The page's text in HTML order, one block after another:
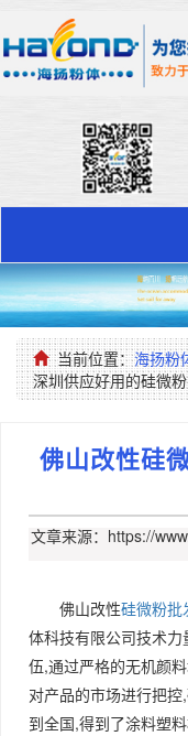
当前位置：海扬粉
深圳供应好用的硅微粉
佛山改性硅
文章来源：https://
佛山改性硅微粉批
体科技有限公司技术
伍,通过严格的无机颜
对产品的市场进行把
到全国,得到了涂料塑